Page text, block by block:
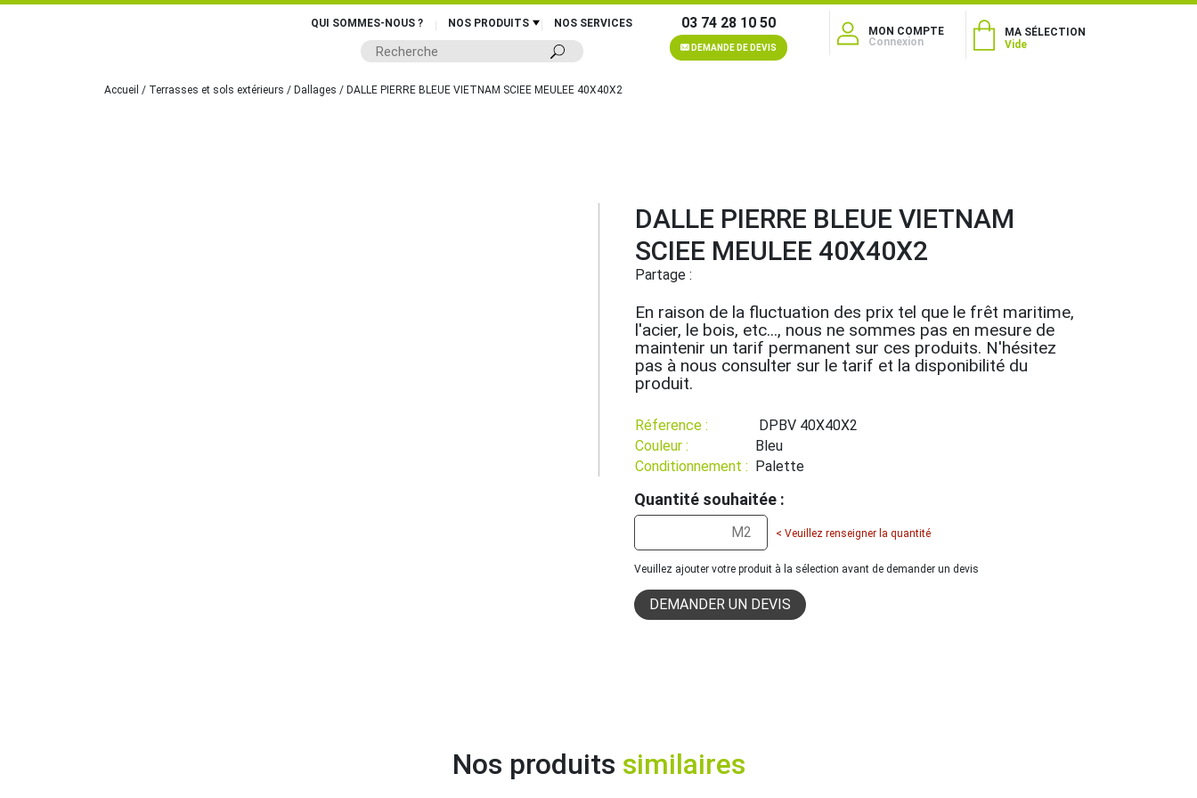
QUI SOMMES-NOUS ? NOS PRODUITS NOS SERVICES 03 74 28 10 50
DEMANDE DE DEVIS
MON COMPTE
Connexion
MA SÉLECTION
Vide
Accueil / Terrasses et sols extérieurs / Dallages / DALLE PIERRE BLEUE VIETNAM SCIEE MEULEE 40X40X2
DALLE PIERRE BLEUE VIETNAM
SCIEE MEULEE 40X40X2
Partage :
En raison de la fluctuation des prix tel que le frêt maritime,
l'acier, le bois, etc..., nous ne sommes pas en mesure de
maintenir un tarif permanent sur ces produits. N'hésitez
pas à nous consulter sur le tarif et la disponibilité du
produit.
Réference :
DPBV 40X40X2
Couleur :
Bleu
Conditionnement : Palette
Quantité souhaitée :
< Veuillez renseigner la quantité
Veuillez ajouter votre produit à la sélection avant de demander un devis
DEMANDER UN DEVIS
Nos produits similaires